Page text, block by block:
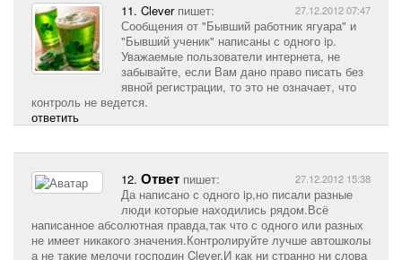
27.12.2012 07:47
11. Cleverпишет:
Сообщения от "Бывший работник ягуара" и
"Бывший ученик" написаны с одного ip.
Уважаемые пользователи интернета, не
забывайте, если Вам дано право писать без
явной регистрации, то это не означает, что
контроль не ведется.
ответить
27.12.2012 15:38
12. Ответ пишет:
Да написано с одного ip,но писали разные
люди которые находились рядом.Всё
написанное абсолютная правда,так что с одного или разных
не имеет никакого значения.Контролируйте лучше автошколы
а не такие мелочи господин Clever.И как ни странно ни слова